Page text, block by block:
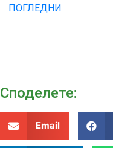
ПОГЛЕДНИ
Споделeте:
Email